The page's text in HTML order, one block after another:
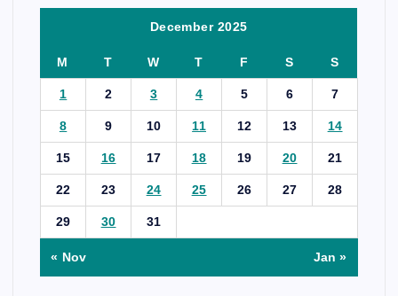
December 2025
M T W T F S S
1 2 3 4 5 6 7
8 9 10 11 12 13 14
15 16 17 18 19 20 21
22 23 24 25 26 27 28
29 30 31
« Nov Jan »